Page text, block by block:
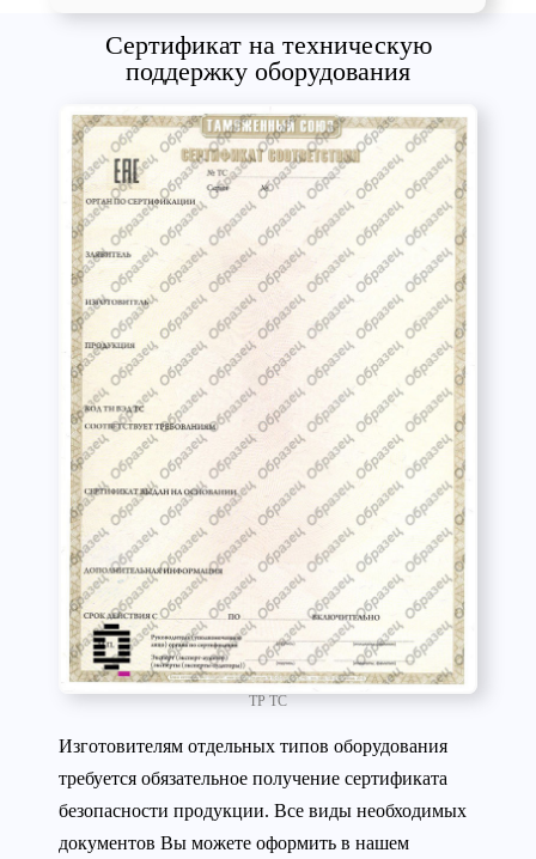
Сертификат на техническую
поддержку оборудования
ТР ТС
Изготовителям отдельных типов оборудования
требуется обязательное получение сертификата
безопасности продукции. Все виды необходимых
документов Вы можете оформить в нашем